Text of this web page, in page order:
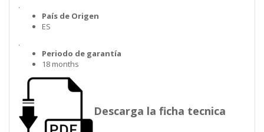
.
País de Origen
ES
.
Periodo de garantía
18 months
Descarga la ficha tecnica